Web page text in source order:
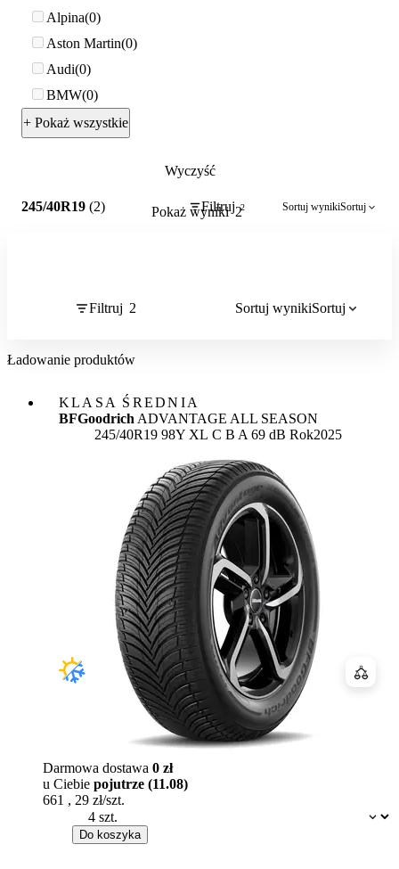
Alpina 0
Aston Martin 0
Audi 0
BMW 0
+ Pokaż wszystkie
Wyczyść
Pokaż wyniki 2
245/40R19 (2) Filtruj 2 Sortuj wynikiSortuj
Filtruj 2 Sortuj wynikiSortuj
Ładowanie produktów
KLASA ŚREDNIA
BFGoodrich ADVANTAGE ALL SEASON
245/40R19 98Y XL Etykieta:
C B A 69 dB Rok2025
Dostępność:
Darmowa dostawa 0 zł
u Ciebie pojutrze (11.08)
661 , 29 zł/szt.
Do koszyka